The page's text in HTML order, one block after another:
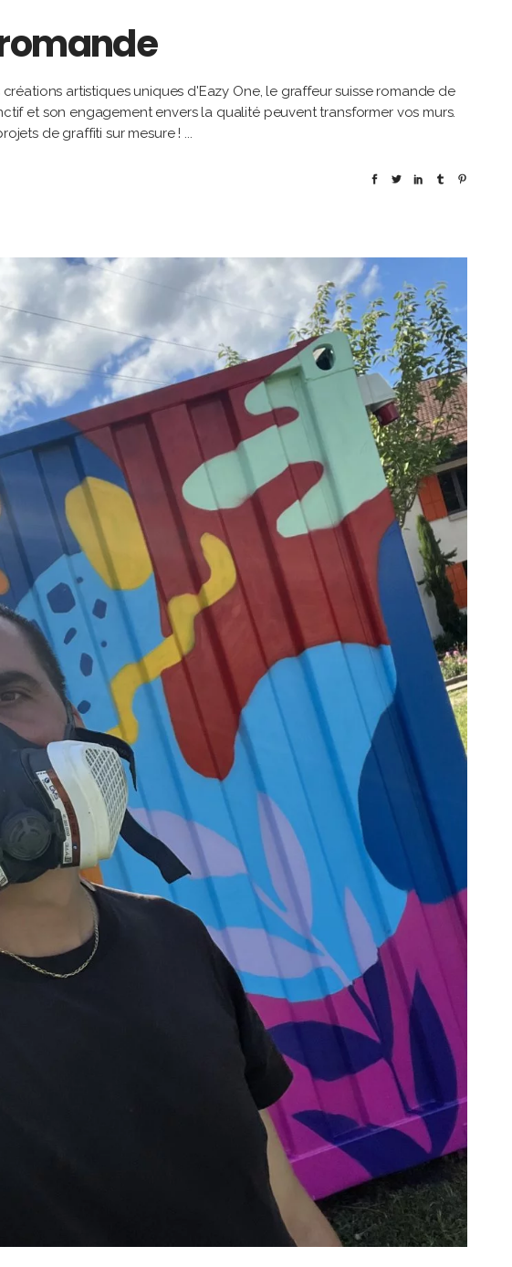
artistiques uniques d'Eazy One, le graffeur suisse romande de
et son engagement envers la qualité peuvent transformer vos murs.
de graffiti sur mesure !